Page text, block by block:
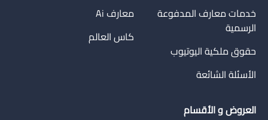
خدمات معارف المدفوعة
الرسمية
حقوق ملكية اليوتيوب
الأسئلة الشائعة
معارف Ai
كاس العالم
العروض و الأقسام